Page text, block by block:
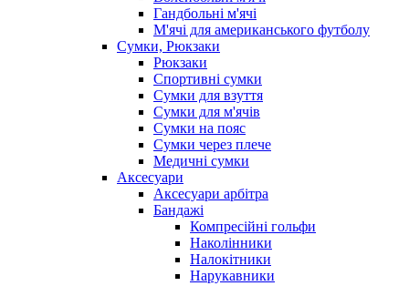
Гандбольні м'ячі
М'ячі для американського футболу
Сумки, Рюкзаки
Рюкзаки
Спортивні сумки
Сумки для взуття
Сумки для м'ячів
Сумки на пояс
Сумки через плече
Медичні сумки
Аксесуари
Аксесуари арбітра
Бандажі
Компресійні гольфи
Наколінники
Налокітники
Нарукавники